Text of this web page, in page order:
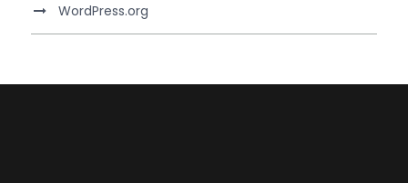
WordPress.org